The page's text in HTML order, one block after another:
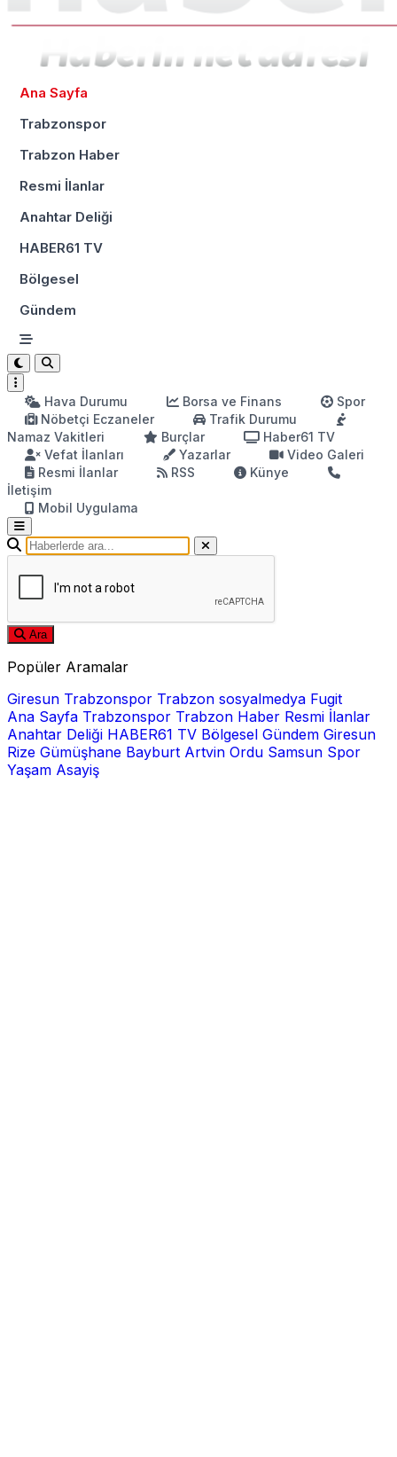
Ana Sayfa
Trabzonspor
Trabzon Haber
Resmi İlanlar
Anahtar Deliği
HABER61 TV
Bölgesel
Gündem
Hava Durumu Borsa ve Finans
Spor
Nöbetçi Eczaneler
Trafik Durumu
Namaz Vakitleri
Burçlar
Haber61 TV
Vefat İlanları
Yazarlar
Video Galeri
Resmi İlanlar
RSS
Künye
İletişim
Mobil Uygulama
Ara
Popüler Aramalar
Giresun Trabzonspor Trabzon sosyalmedya Fugit
Ana Sayfa Trabzonspor Trabzon Haber Resmi İlanlar
Anahtar Deliği HABER61 TV Bölgesel Gündem Giresun
Rize Gümüşhane Bayburt Artvin Ordu Samsun Spor
Yaşam Asayiş